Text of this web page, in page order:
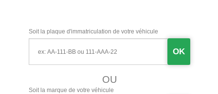
Soit la plaque d'immatriculation de votre véhicule
OK
OU
Soit la marque de votre véhicule